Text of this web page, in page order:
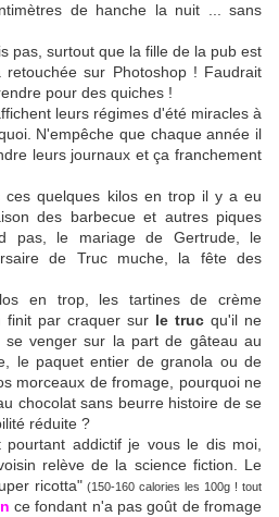
de hanche la nuit ... sans
pas, surtout que la fille de la pub est
retouchée sur Photoshop ! Faudrait
pour des quiches !
leurs régimes d'été miracles à
N'empêche que chaque année il
leurs journaux et ça franchement
ces quelques kilos en trop il y a eu
des barbecue et autres piques
pas, le mariage de Gertrude, le
de Truc muche, la fête des
en trop, les tartines de crème
finit par craquer sur le truc qu'il ne
venger sur la part de gâteau au
le paquet entier de granola ou de
morceaux de fromage, pourquoi ne
chocolat sans beurre histoire de se
réduite ?
addictif je vous le dis moi,
relève de la science fiction. Le
ricotta"(150-160 calories les 100g ! tout
ce fondant n'a pas goût de fromage